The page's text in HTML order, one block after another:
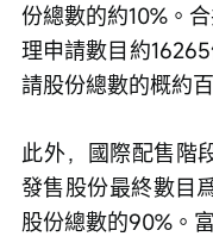
份總數的約10%。
理申請數目約
請股份總數的概約
此外，國際配售階
發售股份最終數目
股份總數的90%。